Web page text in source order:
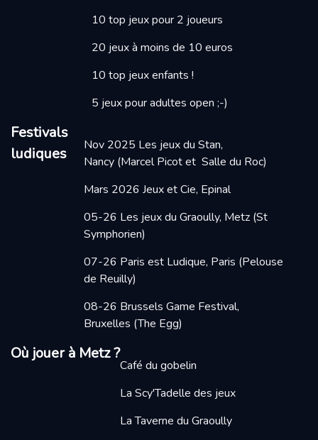
10 top jeux pour 2 joueurs
20 jeux à moins de 10 euros
10 top jeux enfants !
5 jeux pour adultes open ;-)
Festivals
ludiques
Nov 2025 Les jeux du Stan,
Nancy(Marcel Picot et Salle du Roc)
Mars 2026 Jeux et Cie, Epinal
05-26 Les jeux du Graoully, Metz(St
Symphorien)
07-26 Paris est Ludique, Paris (Pelouse
de Reuilly)
08-26 Brussels Game Festival,
Bruxelles (The Egg)
Où jouer à Metz ?
Café du gobelin
La Scy'Tadelle des jeux
La Taverne du Graoully